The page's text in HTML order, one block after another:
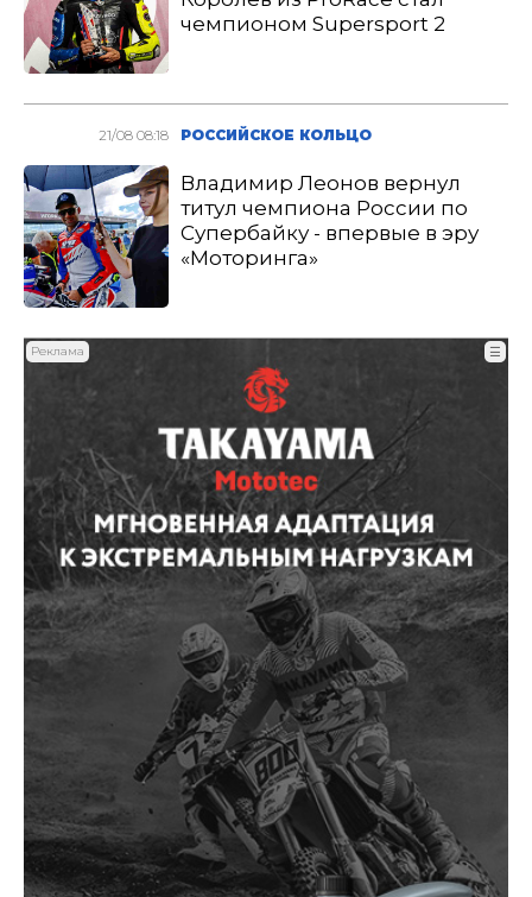
чемпионом Supersport 2
21/08 08:18 РОССИЙСКОЕ КОЛЬЦО
Владимир Леонов вернул
титул чемпиона России по
Супербайку - впервые в эру
«Моторинга»
Реклама ☰